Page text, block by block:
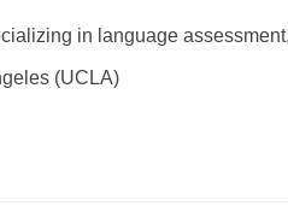
in language assessment,
(UCLA)